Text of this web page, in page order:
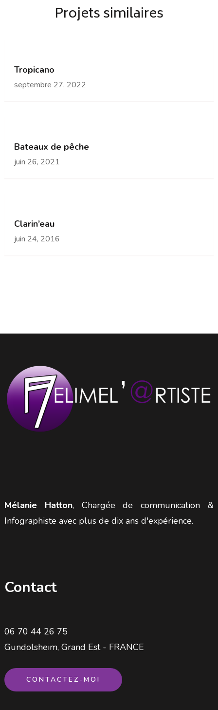
Projets similaires
Tropicano
septembre 27, 2022
Bateaux de pêche
juin 26, 2021
Clarin’eau
juin 24, 2016
Mélanie Hatton, Chargée de communication &
Infographiste avec plus de dix ans d'expérience.
Contact
06 70 44 26 75
Gundolsheim, Grand Est - FRANCE